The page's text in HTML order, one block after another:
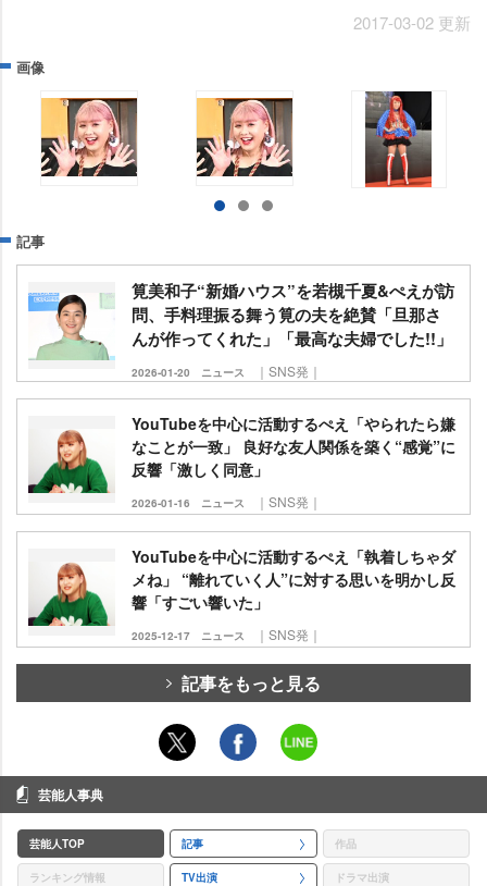
2017-03-02 更新
画像
記事
筧美和子“新婚ハウス”を若槻千夏&ぺえが訪
問、手料理振る舞う筧の夫を絶賛「旦那さ
んが作ってくれた」「最高な夫婦でした!!」
2026-01-20 ニュース ｜SNS発｜
YouTubeを中心に活動するぺえ「やられたら嫌
なことが一致」 良好な友人関係を築く“感覚”に
反響「激しく同意」
2026-01-16 ニュース ｜SNS発｜
YouTubeを中心に活動するぺえ「執着しちゃダ
メね」 “離れていく人”に対する思いを明かし反
響「すごい響いた」
2025-12-17 ニュース ｜SNS発｜
記事をもっと見る
芸能人事典
芸能人TOP 記事 作品
ランキング情報 TV出演 ドラマ出演